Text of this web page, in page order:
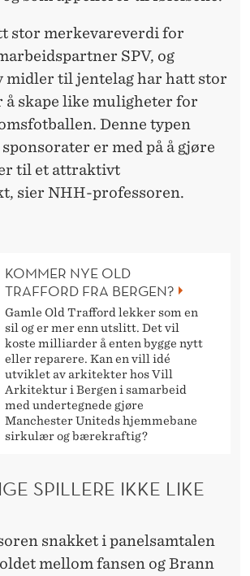
stor merkevareverdi for
SPV, og
midler til jentelag har hatt stor
å skape like muligheter for
Denne typen
er med på å gjøre
til et attraktivt
sier NHH-professoren.
KOMMER NYE OLD
TRAFFORD FRA BERGEN?
Gamle Old Trafford lekker som en
sil og er mer enn utslitt. Det vil
koste milliarder å enten bygge nytt
eller reparere. Kan en vill idé
utviklet av arkitekter hos Vill
Arkitektur i Bergen i samarbeid
med undertegnede gjøre
Manchester Uniteds hjemmebane
sirkulær og bærekraftig?
SPILLERE IKKE LIKE
snakket i panelsamtalen
mellom fansen og Brann